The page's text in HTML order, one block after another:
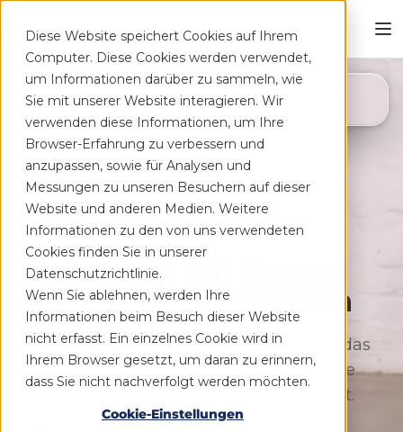
Diese Website speichert Cookies auf Ihrem
Computer. Diese Cookies werden verwendet,
um Informationen darüber zu sammeln, wie
Sie mit unserer Website interagieren. Wir
verwenden diese Informationen, um Ihre
Browser-Erfahrung zu verbessern und
anzupassen, sowie für Analysen und
Messungen zu unseren Besuchern auf dieser
Website und anderen Medien. Weitere
Informationen zu den von uns verwendeten
Cookies finden Sie in unserer
Datenschutzrichtlinie.
Wenn Sie ablehnen, werden Ihre
Informationen beim Besuch dieser Website
nicht erfasst. Ein einzelnes Cookie wird in
Ihrem Browser gesetzt, um daran zu erinnern,
dass Sie nicht nachverfolgt werden möchten.
Cookie-Einstellungen
Deine App auf Rezept
bei Rücken­schmerzen
Therapeutisches Training für zu Hause, das
sich flexibel deinem Alltag anpasst. Ohne
lange Wartezeiten, kostenfrei auf Rezept.